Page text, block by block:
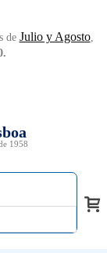
de Julio y Agosto,
1958